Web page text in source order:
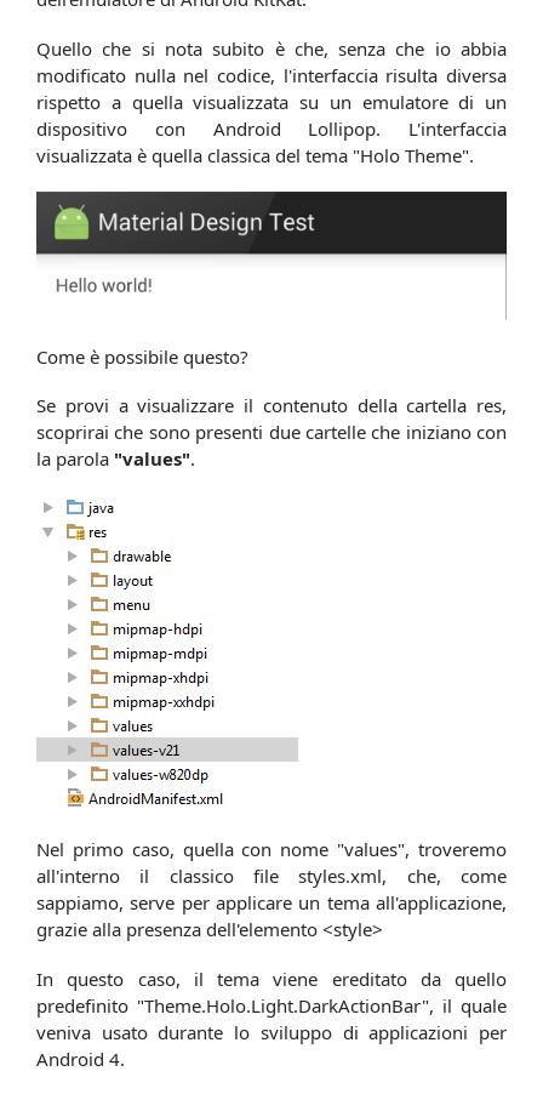
Quello che si nota subito è che, senza che io abbia
modificato nulla nel codice, l'interfaccia risulta diversa
rispetto a quella visualizzata su un emulatore di un
dispositivo con Android Lollipop. L'interfaccia
visualizzata è quella classica del tema "Holo Theme".
Come è possibile questo?
Se provi a visualizzare il contenuto della cartella res,
scoprirai che sono presenti due cartelle che iniziano con
la parola "values".
Nel primo caso, quella con nome "values", troveremo
all'interno il classico file styles.xml, che, come
sappiamo, serve per applicare un tema all'applicazione,
grazie alla presenza dell'elemento <style>
In questo caso, il tema viene ereditato da quello
predefinito "Theme.Holo.Light.DarkActionBar", il quale
veniva usato durante lo sviluppo di applicazioni per
Android 4.